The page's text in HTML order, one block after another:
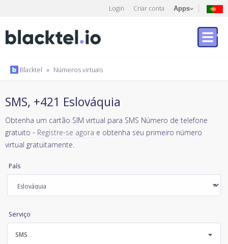
Login Criar conta Apps
Blacktel » Números virtuais
SMS, +421 Eslováquia
Obtenha um cartão SIM virtual para SMS Número de telefone
gratuito - Registre-se agora e obtenha seu primeiro número
virtual gratuitamente.
País
Serviço
SMS